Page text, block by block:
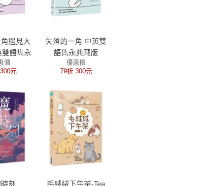
遇見大
雙語雋永
版
價
元
失落的一角 中英雙
語雋永典藏版
優惠價
79折 300元
刻
毛絨絨下午茶-Tea